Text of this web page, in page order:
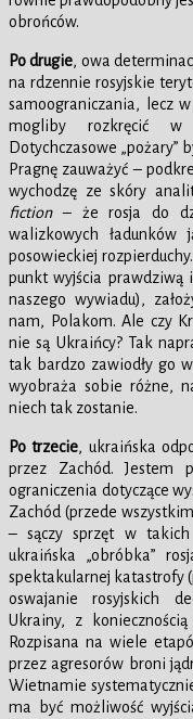
obrońców.
Po drugie, owa
na rdzennie rosyjskie
samoograniczania, lecz
mogliby rozkręcić w
Dotychczasowe „pożary”
Pragnę zauważyć –
wychodzę ze skóry
fiction– że rosja do
walizkowych ładunków
posowieckiej
punkt wyjścia prawdziwą
naszego wywiadu),
nam, Polakom. Ale czy
nie są Ukraińcy? Tak
tak bardzo zawiodły go
wyobraża sobie różne,
niech tak zostanie.
Po trzecie, ukraińska
przez Zachód. Jestem
ograniczenia dotyczące
Zachód (przede
– sączy sprzęt w
ukraińska „obróbka”
spektakularnej katastrofy
oswajanie rosyjskich
Ukrainy, z
Rozpisana na wiele
przez agresorów broni
Wietnamie
ma być możliwość